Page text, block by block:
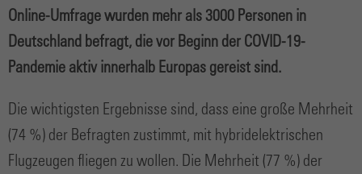
Online-Umfrage wurden mehr als 3000 Personen in
Deutschland befragt, die vor Beginn der COVID-19-
Pandemie aktiv innerhalb Europas gereist sind.
Die wichtigsten Ergebnisse sind, dass eine große Mehrheit
(74 %) der Befragten zustimmt, mit hybridelektrischen
Flugzeugen fliegen zu wollen. Die Mehrheit (77 %) der